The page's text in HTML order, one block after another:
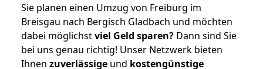
Sie planen einen Umzug von Freiburg im
Breisgau nach Bergisch Gladbach und möchten
dabei möglichstviel Geld sparen? Dann sind Sie
bei uns genau richtig! Unser Netzwerk bieten
Ihnen zuverlässige und kostengünstige